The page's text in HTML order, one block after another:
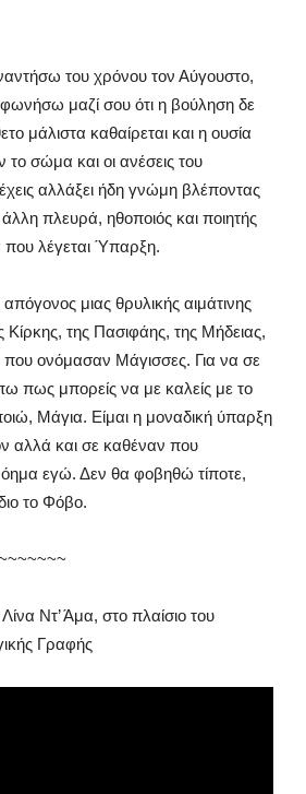
του χρόνου τον Αύγουστο,
μαζί σου ότι η βούληση δε
μάλιστα καθαίρεται και η ουσία
σώμα και οι ανέσεις του
αλλάξει ήδη γνώμη βλέποντας
πλευρά, ηθοποιός και ποιητής
που λέγεται Ύπαρξη.
μιας θρυλικής αιμάτινης
Κίρκης, της Πασιφάης, της Μήδειας,
που ονόμασαν Μάγισσες. Για να σε
πως μπορείς να με καλείς με το
Μάγια. Είμαι η μοναδική ύπαρξη
αλλά και σε καθέναν που
εγώ. Δεν θα φοβηθώ τίποτε,
το Φόβο.
Ντ’ Άμα, στο πλαίσιο του
Γραφής